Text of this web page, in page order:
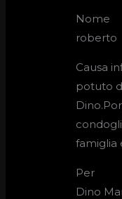
Nome
roberto
Causa
potuto
famiglia
Per
Dino